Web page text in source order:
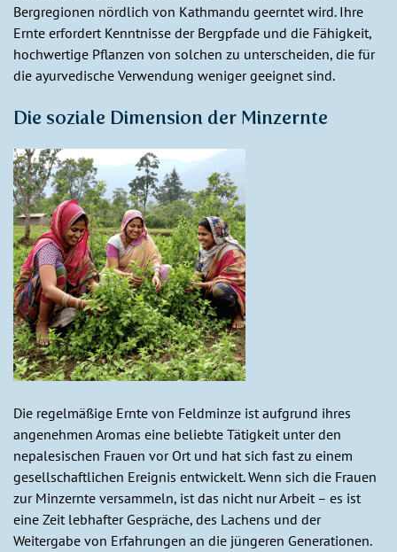
Bergregionen nördlich von Kathmandu geerntet wird. Ihre
Ernte erfordert Kenntnisse der Bergpfade und die Fähigkeit,
hochwertige Pflanzen von solchen zu unterscheiden, die für
die ayurvedische Verwendung weniger geeignet sind.
Die soziale Dimension der Minzernte
Die regelmäßige Ernte von Feldminze ist aufgrund ihres
angenehmen Aromas eine beliebte Tätigkeit unter den
nepalesischen Frauen vor Ort und hat sich fast zu einem
gesellschaftlichen Ereignis entwickelt. Wenn sich die Frauen
zur Minzernte versammeln, ist das nicht nur Arbeit – es ist
eine Zeit lebhafter Gespräche, des Lachens und der
Weitergabe von Erfahrungen an die jüngeren Generationen.